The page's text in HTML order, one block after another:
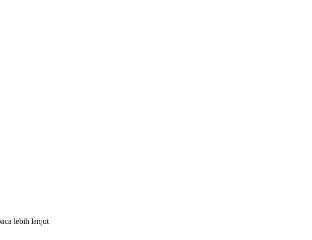
lebih lanjut